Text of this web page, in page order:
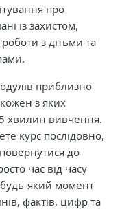
про
із захистом,
з дітьми та
приблизно
з яких
хвилин вивчення.
курс послідовно,
до
час від часу
який момент
фактів, цифр та